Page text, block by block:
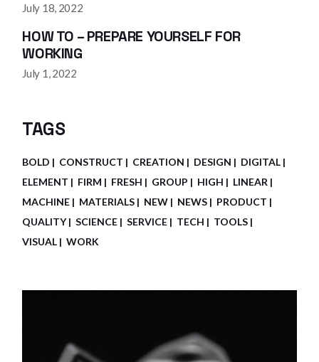
July 18, 2022
HOW TO – PREPARE YOURSELF FOR
WORKING
July 1, 2022
TAGS
BOLD CONSTRUCT CREATION DESIGN
DIGITAL
ELEMENT
FIRM FRESH GROUP HIGH
LINEAR
MACHINE
MATERIALS NEW NEWS
PRODUCT
QUALITY
SCIENCE SERVICE TECH
TOOLS
VISUAL
WORK